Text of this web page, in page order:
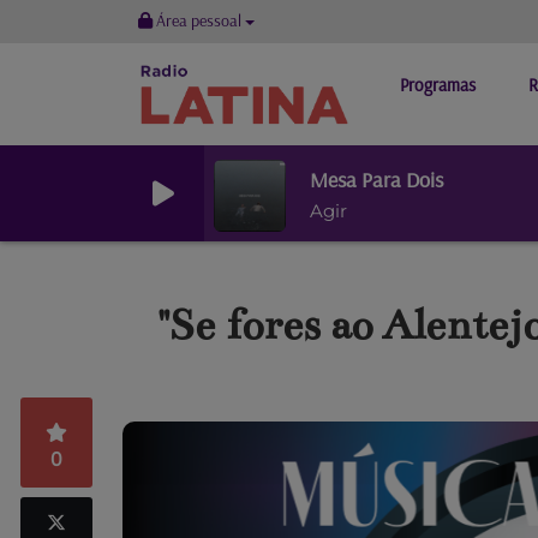
Área pessoal
Programas
Mesa Para Dois
Agir
"Se fores ao
0